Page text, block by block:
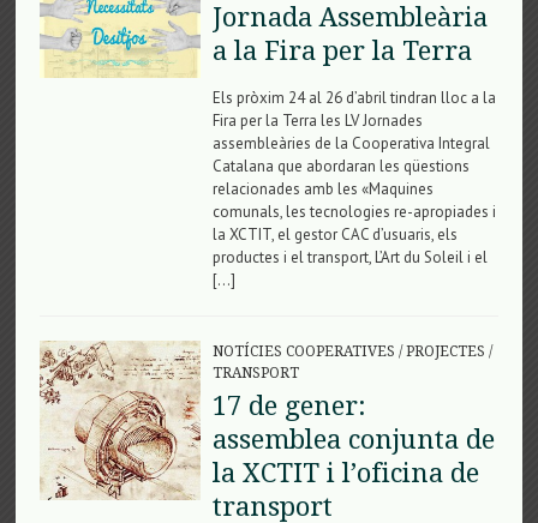
Jornada Assembleària
a la Fira per la Terra
Els pròxim 24 al 26 d’abril tindran lloc a la
Fira per la Terra les LV Jornades
assembleàries de la Cooperativa Integral
Catalana que abordaran les qüestions
relacionades amb les «Maquines
comunals, les tecnologies re-apropiades i
la XCTIT, el gestor CAC d’usuaris, els
productes i el transport, L’Art du Soleil i el
[…]
NOTÍCIES COOPERATIVES /PROJECTES /
TRANSPORT
17 de gener:
assemblea conjunta de
la XCTIT i l’oficina de
transport